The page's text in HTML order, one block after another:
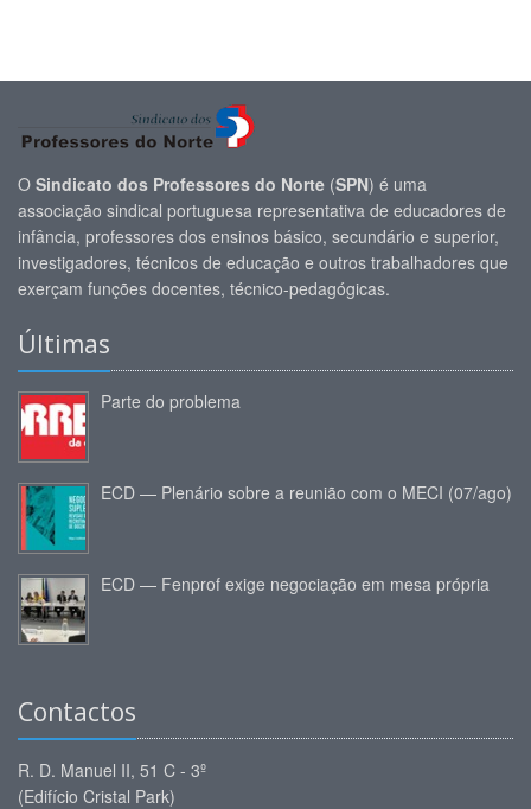
O Sindicato dos Professores do Norte (SPN) é uma
associação sindical portuguesa representativa de educadores de
infância, professores dos ensinos básico, secundário e superior,
investigadores, técnicos de educação e outros trabalhadores que
exerçam funções docentes, técnico-pedagógicas.
Últimas
Parte do problema
ECD — Plenário sobre a reunião com o MECI (07/ago)
ECD — Fenprof exige negociação em mesa própria
Contactos
R. D. Manuel II, 51 C - 3º
(Edifício Cristal Park)